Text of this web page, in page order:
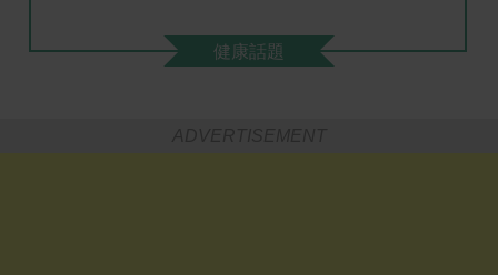
健康話題